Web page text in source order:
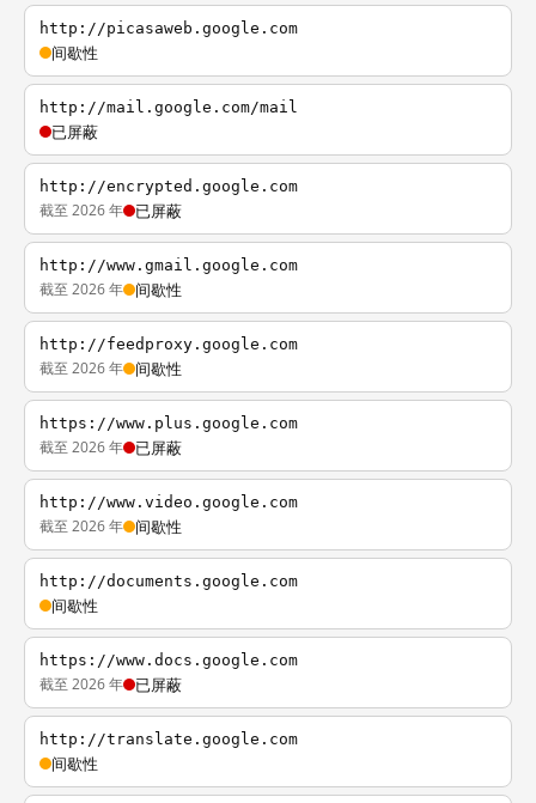
http://picasaweb.google.com
间歇性
http://mail.google.com/mail
已屏蔽
http://encrypted.google.com
截至 2026 年 已屏蔽
http://www.gmail.google.com
截至 2026 年 间歇性
http://feedproxy.google.com
截至 2026 年 间歇性
https://www.plus.google.com
截至 2026 年 已屏蔽
http://www.video.google.com
截至 2026 年 间歇性
http://documents.google.com
间歇性
https://www.docs.google.com
截至 2026 年 已屏蔽
http://translate.google.com
间歇性